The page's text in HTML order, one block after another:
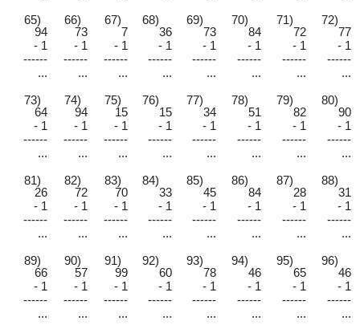
65)
94
66)
73
67)
7
68)
36
69)
73
70)
84
71)
72
72)
77
- 1
- 1 - 1 - 1 - 1 - 1 - 1
- 1
------
------ ------ ------ ------ ------ ------
------
...
... ... ... ... ... ...
...
73)
64
74)
94
75)
15
76)
15
77)
34
78)
51
79)
82
80)
90
- 1
- 1 - 1 - 1 - 1 - 1 - 1
- 1
------
------ ------ ------ ------ ------ ------
------
...
... ... ... ... ... ...
...
81)
26
82)
72
83)
70
84)
33
85)
45
86)
84
87)
28
88)
31
- 1
- 1 - 1 - 1 - 1 - 1 - 1
- 1
------
------ ------ ------ ------ ------ ------
------
...
... ... ... ... ... ...
...
89)
66
90)
57
91)
99
92)
60
93)
78
94)
46
95)
65
96)
46
- 1
- 1 - 1 - 1 - 1 - 1 - 1
- 1
------
------ ------ ------ ------ ------ ------
------
...
... ... ... ... ... ...
...